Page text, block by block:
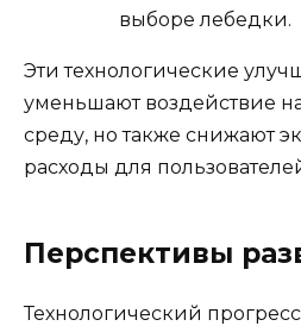
выборе лебедки.
Эти технологические
уменьшают воздействие
среду, но также снижают
расходы для
Перспективы
Технологический